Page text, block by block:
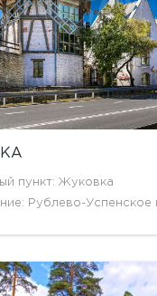
пункт: Жуковка
Рублево-Успенское